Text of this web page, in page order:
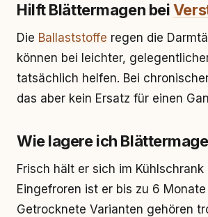
Hilft Blättermagen bei
Die Ballaststoffe regen die
können bei leichter,
tatsächlich helfen. Bei
das aber kein Ersatz für einen
Wie lagere ich
Frisch hält er sich im Kühlschrank
Eingefroren ist er bis zu 6 Monate
Getrocknete Varianten gehören